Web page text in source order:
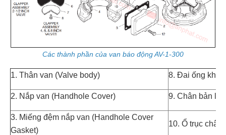
Các thành phần của van báo động AV-1-300
1. Thân van (Valve body) 8. Đai ống
2. Nắp van (Handhole Cover) 9. Chân bản lề
3. Miếng đệm nắp van (Handhole Cover
Gasket)
10. Ổ trục